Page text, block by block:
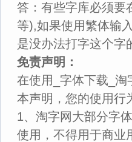
答：有些字库必须要
等),如果使用繁体输
是没办法打字这个字
免责声明：
在使用_字体下载_
本声明，您的使用行
1、淘字网大部分字
使用，不得用于商业